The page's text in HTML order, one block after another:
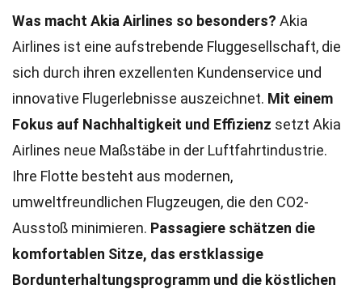
Was macht Akia Airlines so besonders? Akia
Airlines ist eine aufstrebende Fluggesellschaft, die
sich durch ihren exzellenten Kundenservice und
innovative Flugerlebnisse auszeichnet. Mit einem
Fokus auf Nachhaltigkeit und Effizienz setzt Akia
Airlines neue Maßstäbe in der Luftfahrtindustrie.
Ihre Flotte besteht aus modernen,
umweltfreundlichen Flugzeugen, die den CO2-
Ausstoß minimieren. Passagiere schätzen die
komfortablen Sitze, das erstklassige
Bordunterhaltungsprogramm und die köstlichen